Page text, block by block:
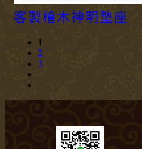
客製檜木神明墊座
1
2
3